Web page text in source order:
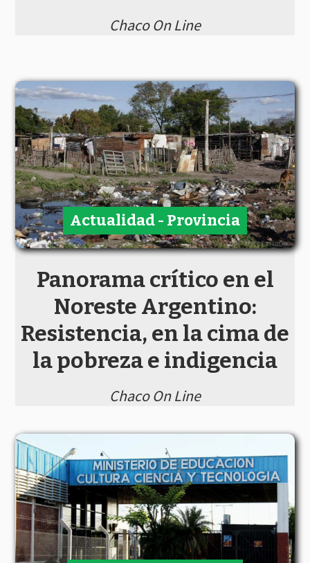
Chaco On Line
Panorama crítico en el
Noreste Argentino:
Resistencia, en la cima de
la pobreza e indigencia
Chaco On Line
Actualidad - Provincia